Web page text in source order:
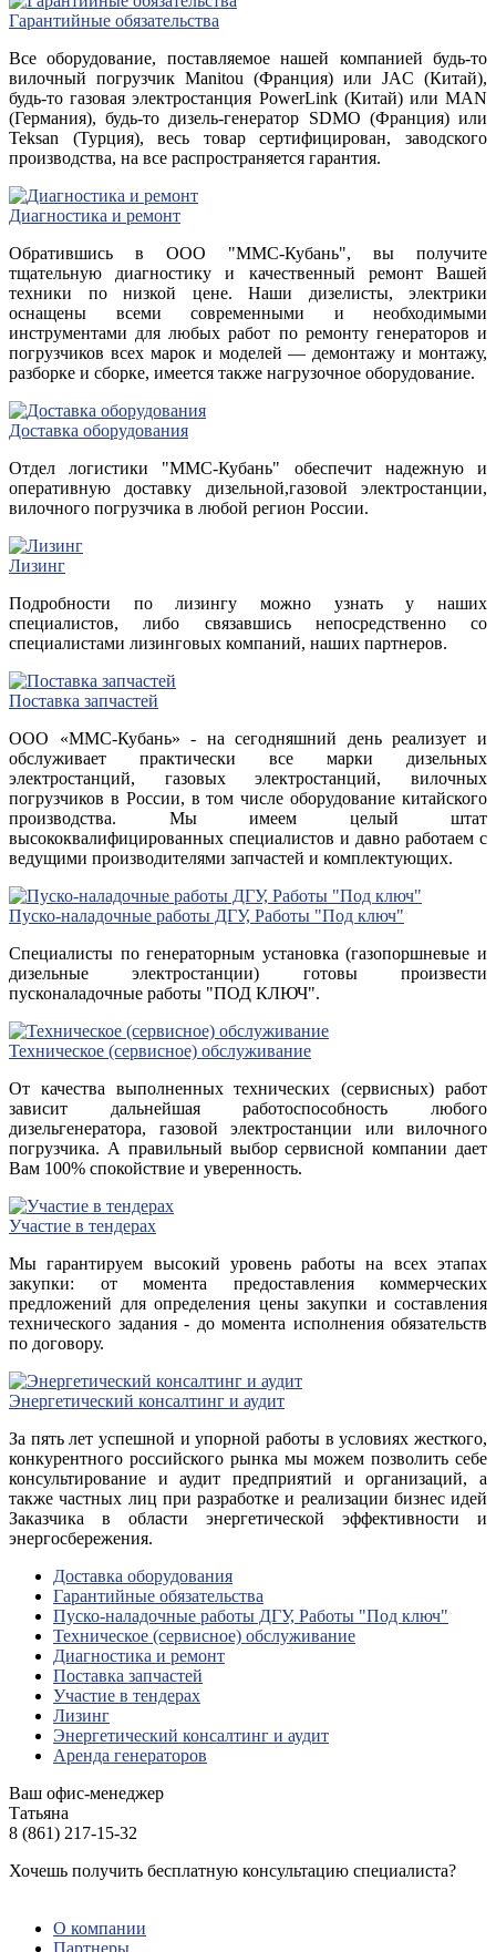
Гарантийные обязательства
Все оборудование, поставляемое нашей компанией будь-то
вилочный погрузчик Manitou (Франция) или JAC (Китай),
будь-то газовая электростанция PowerLink (Китай) или MAN
(Германия), будь-то дизель-генератор SDMO (Франция) или
Teksan (Турция), весь товар сертифицирован, заводского
производства, на все распространяется гарантия.
Диагностика и ремонт
Обратившись в ООО "ММС-Кубань", вы получите
тщательную диагностику и качественный ремонт Вашей
техники по низкой цене. Наши дизелисты, электрики
оснащены всеми современными и необходимыми
инструментами для любых работ по ремонту генераторов и
погрузчиков всех марок и моделей — демонтажу и монтажу,
разборке и сборке, имеется также нагрузочное оборудование.
Доставка оборудования
Отдел логистики "ММС-Кубань" обеспечит надежную и
оперативную доставку дизельной,газовой электростанции,
вилочного погрузчика в любой регион России.
Лизинг
Подробности по лизингу можно узнать у наших
специалистов, либо связавшись непосредственно со
специалистами лизинговых компаний, наших партнеров.
Поставка запчастей
ООО «ММС-Кубань» - на сегодняшний день реализует и
обслуживает практически все марки дизельных
электростанций, газовых электростанций, вилочных
погрузчиков в России, в том числе оборудование китайского
производства. Мы имеем целый штат
высококвалифицированных специалистов и давно работаем с
ведущими производителями запчастей и комплектующих.
Пуско-наладочные работы ДГУ, Работы "Под ключ"
Специалисты по генераторным установка (газопоршневые и
дизельные электростанции) готовы произвести
пусконаладочные работы "ПОД КЛЮЧ".
Техническое (сервисное) обслуживание
От качества выполненных технических (сервисных) работ
зависит дальнейшая работоспособность любого
дизельгенератора, газовой электростанции или вилочного
погрузчика. А правильный выбор сервисной компании дает
Вам 100% спокойствие и уверенность.
Участие в тендерах
Мы гарантируем высокий уровень работы на всех этапах
закупки: от момента предоставления коммерческих
предложений для определения цены закупки и составления
технического задания - до момента исполнения обязательств
по договору.
Энергетический консалтинг и аудит
За пять лет успешной и упорной работы в условиях жесткого,
конкурентного российского рынка мы можем позволить себе
консультирование и аудит предприятий и организаций, а
также частных лиц при разработке и реализации бизнес идей
Заказчика в области энергетической эффективности и
энергосбережения.
Доставка оборудования
Гарантийные обязательства
Пуско-наладочные работы ДГУ, Работы "Под ключ"
Техническое (сервисное) обслуживание
Диагностика и ремонт
Поставка запчастей
Участие в тендерах
Лизинг
Энергетический консалтинг и аудит
Аренда генераторов
Ваш офис-менеджер
Татьяна
8 (861) 217-15-32
Хочешь получить бесплатную консультацию специалиста?
О компании
Партнеры